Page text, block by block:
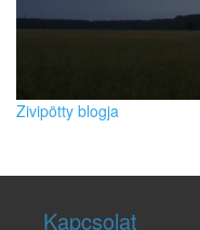
Zivipötty blogja
Kapcsolat